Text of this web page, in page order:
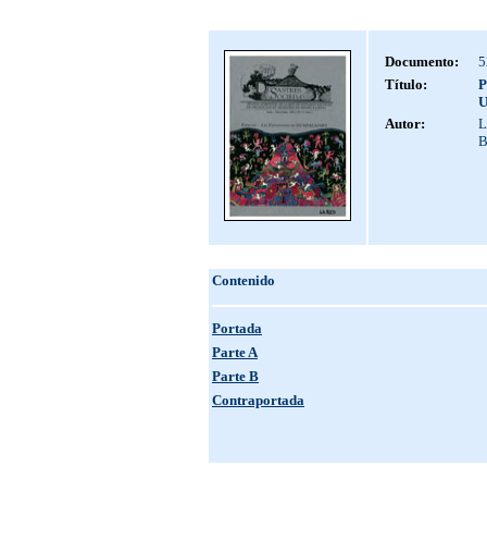
Documento:
Título:
Autor:
Contenido
Portada
Parte A
Parte B
Contraportada